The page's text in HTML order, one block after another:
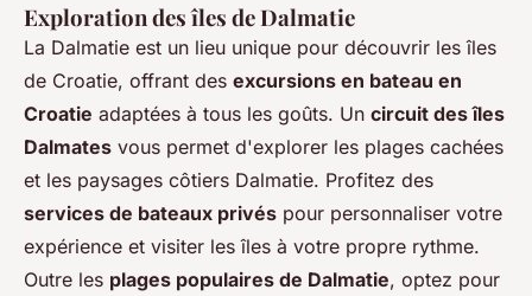
Exploration des îles de Dalmatie
La Dalmatie est un lieu unique pour découvrir les îles
de Croatie, offrant des excursions en bateau en
Croatie adaptées à tous les goûts. Un circuit des îles
Dalmates vous permet d'explorer les plages cachées
et les paysages côtiers Dalmatie. Profitez des
services de bateaux privés pour personnaliser votre
expérience et visiter les îles à votre propre rythme.
Outre les plages populaires de Dalmatie, optez pour